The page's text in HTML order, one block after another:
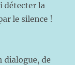
détecter la
le silence !
dialogue, de